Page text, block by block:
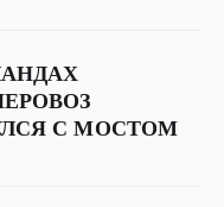
С МОСТОМ